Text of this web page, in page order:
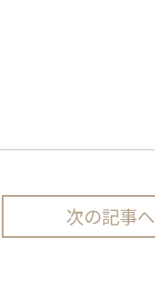
次の記事へ